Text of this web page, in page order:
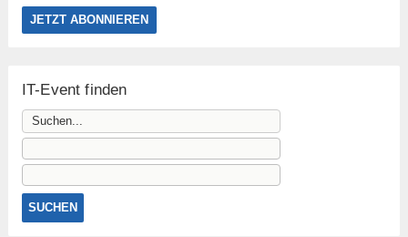
IT-Event finden